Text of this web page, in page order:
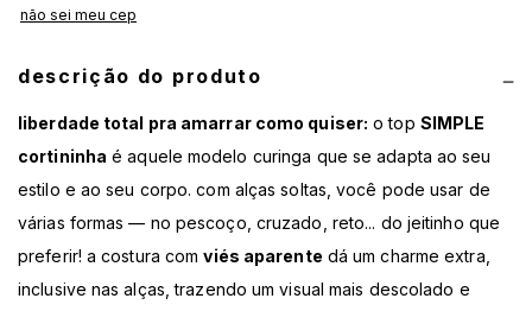
não sei meu cep
descrição do produto
liberdade total pra amarrar como quiser: o top SIMPLE
cortininha é aquele modelo curinga que se adapta ao seu
estilo e ao seu corpo. com alças soltas, você pode usar de
várias formas — no pescoço, cruzado, reto... do jeitinho que
preferir! a costura comviés aparente dá um charme extra,
inclusive nas alças, trazendo um visual mais descolado e